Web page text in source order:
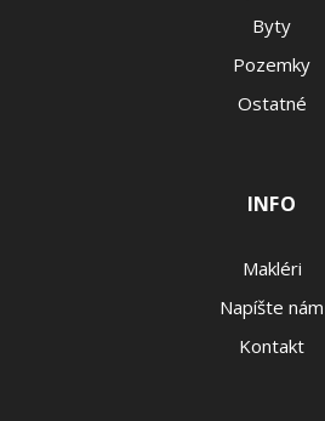
Byty
Pozemky
Ostatné
INFO
Makléri
Napíšte nám
Kontakt